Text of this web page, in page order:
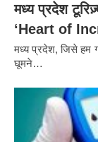
मध्य प्रदेश
‘Heart of
मध्य प्रदेश, जिसे हम
घूमने…